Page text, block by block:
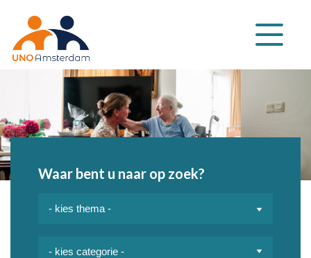
Klap
navigatie
Waar bent u naar op zoek?